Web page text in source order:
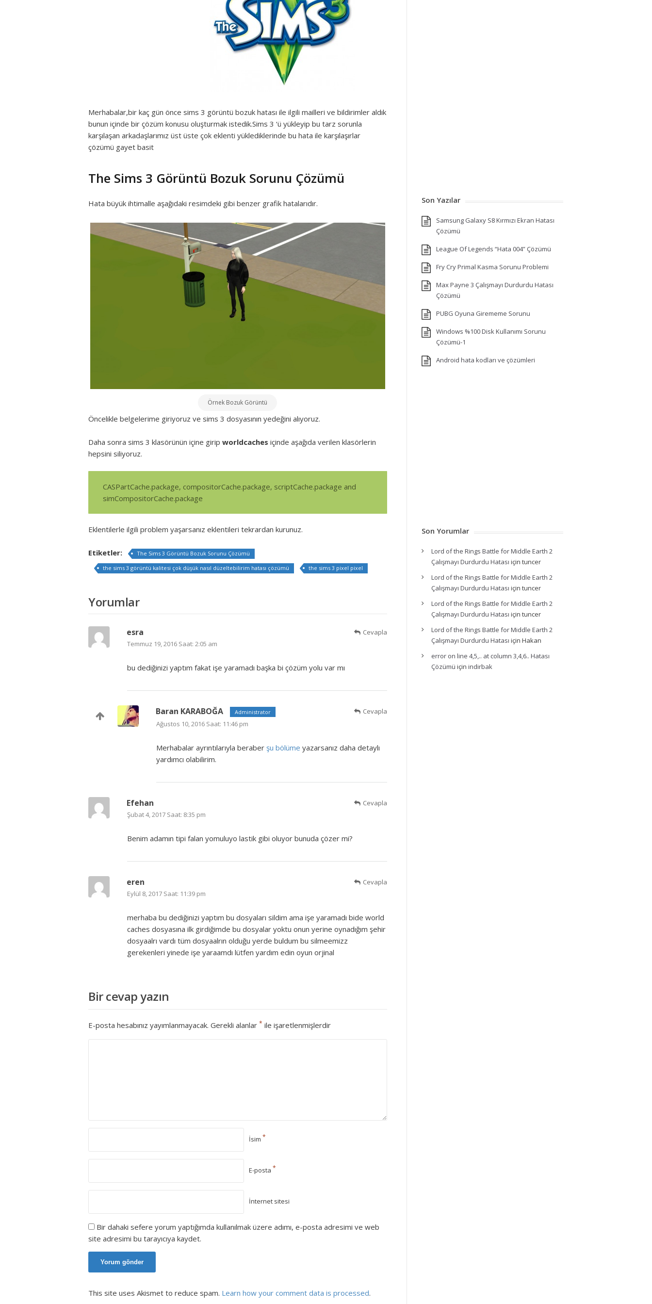
Merhabalar,bir kaç gün önce sims 3 görüntü bozuk hatası ile ilgili mailleri ve bildirimler aldık
bunun içinde bir çözüm konusu oluşturmak istedik.Sims 3 ‘ü yükleyip bu tarz sorunla
karşılaşan arkadaşlarımız üst üste çok eklenti yüklediklerinde bu hata ile karşılaşırlar
çözümü gayet basit
The Sims 3 Görüntü Bozuk Sorunu Çözümü
Hata büyük ihtimalle aşağıdaki resimdeki gibi benzer grafik hatalarıdır.
Örnek Bozuk Görüntü
Öncelikle belgelerime giriyoruz ve sims 3 dosyasının yedeğini alıyoruz.
Daha sonra sims 3 klasörünün içine girip worldcaches içinde aşağıda verilen klasörlerin
hepsini siliyoruz.
CASPartCache.package, compositorCache.package, scriptCache.package and
simCompositorCache.package
Eklentilerle ilgili problem yaşarsanız eklentileri tekrardan kurunuz.
Etiketler:
The Sims 3 Görüntü Bozuk Sorunu Çözümü
the sims 3 görüntü kalitesi çok düşük nasıl düzeltebilirim hatası çözümü
the sims 3 pixel pixel
Yorumlar
Cevapla
esra
Temmuz 19, 2016 Saat: 2:05 am
bu dediğinizi yaptım fakat işe yaramadı başka bi çözüm yolu var mı
Cevapla
Baran KARABOĞA Administrator
Ağustos 10, 2016 Saat: 11:46 pm
Merhabalar ayrıntılarıyla beraber şu bölüme yazarsanız daha detaylı
yardımcı olabilirim.
Cevapla
Efehan
Şubat 4, 2017 Saat: 8:35 pm
Benim adamın tipi falan yomuluyo lastik gibi oluyor bunuda çözer mi?
Cevapla
eren
Eylül 8, 2017 Saat: 11:39 pm
merhaba bu dediğinizi yaptım bu dosyaları sildim ama işe yaramadı bide world
caches dosyasına ilk girdiğimde bu dosyalar yoktu onun yerine oynadığım şehir
dosyaalrı vardı tüm dosyaalrın olduğu yerde buldum bu silmeemizz
gerekenleri yinede işe yaraamdı lütfen yardım edin oyun orjinal
Bir cevap yazın
E-posta hesabınız yayımlanmayacak. Gerekli alanlar * ile işaretlenmişlerdir
İsim *
E-posta *
İnternet sitesi
Bir dahaki sefere yorum yaptığımda kullanılmak üzere adımı, e-posta adresimi ve web
site adresimi bu tarayıcıya kaydet.
This site uses Akismet to reduce spam. Learn how your comment data is processed.
Son Yazılar
Samsung Galaxy S8 Kırmızı Ekran Hatası
Çözümü
League Of Legends “Hata 004” Çözümü
Fry Cry Primal Kasma Sorunu Problemi
Max Payne 3 Çalışmayı Durdurdu Hatası
Çözümü
PUBG Oyuna Girememe Sorunu
Windows %100 Disk Kullanımı Sorunu
Çözümü-1
Android hata kodları ve çözümleri
Son Yorumlar
Lord of the Rings Battle for Middle Earth 2
Çalışmayı Durdurdu Hatası için tuncer
Lord of the Rings Battle for Middle Earth 2
Çalışmayı Durdurdu Hatası için tuncer
Lord of the Rings Battle for Middle Earth 2
Çalışmayı Durdurdu Hatası için tuncer
Lord of the Rings Battle for Middle Earth 2
Çalışmayı Durdurdu Hatası için Hakan
error on line 4,5,.. at column 3,4,6.. Hatası
Çözümü için indirbak